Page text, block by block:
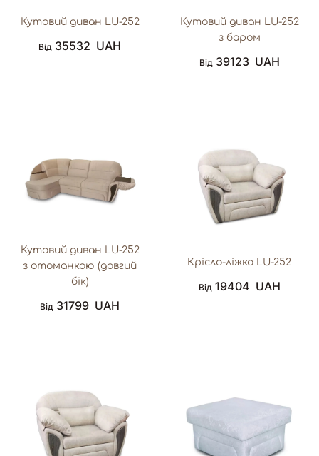
Кутовий диван LU-252
Від 35532 UAH
Кутовий диван LU-252
з баром
Від 39123 UAH
Кутовий диван LU-252
з отоманкою (довгий
бік)
Від 31799 UAH
Крісло-ліжко LU-252
Від 19404 UAH